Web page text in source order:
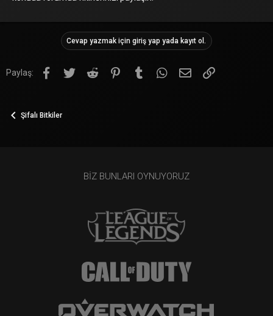
Cevap yazmak için giriş yap yada kayıt ol.
Paylaş: Facebook
TwitterReddit PinterestTumblrWhatsApp
E-postaLink
Şifalı Bitkiler
BIZ BUNLARI OYNUYORUZ